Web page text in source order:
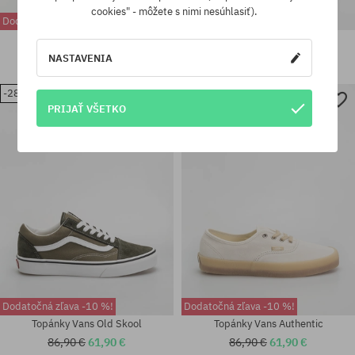
Dostupné veľkosti:
36.5; 37; 38.5; 39; 40; 40.5; 44
Dodatočná zľava -10 %!
Topánky Vans Chukka Low
75,90 €68,90 €
Dodatočná zľava -10 %!
Topánky Vans Knu Skool
65,90 €
-28%
Dodatočná zľava -10 %!
Topánky Vans Old Skool
86,90 €61,90 €
-28%
Dodatočná zľava -10 %!
Topánky Vans Authentic
86,90 €61,90 €
cookies" - môžete s nimi nesúhlasiť).
NASTAVENIA
PRIJAŤ VŠETKO